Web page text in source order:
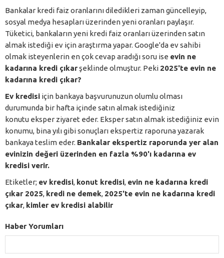
Bankalar kredi faiz oranlarını diledikleri zaman güncelleyip,
sosyal medya hesapları üzerinden yeni oranları paylaşır.
Tüketici, bankaların yeni kredi faiz oranları üzerinden satın
almak istediği ev için araştırma yapar. Google'da ev sahibi
olmak isteyenlerin en çok cevap aradığı soru ise evin ne
kadarına kredi çıkarşeklinde olmuştur. Peki 2025'te evin ne
kadarına kredi çıkar?
Ev kredisi için bankaya başvurunuzun olumlu olması
durumunda bir hafta içinde satın almak istediğiniz
konutu eksper ziyaret eder. Eksper satın almak istediğiniz evin
konumu, bina yılı gibi sonuçları ekspertiz raporuna yazarak
bankaya teslim eder. Bankalar ekspertiz raporunda yer alan
evinizin değeri üzerinden en fazla %90'ı kadarına ev
kredisi verir.
Etiketler; ev kredisi, konut kredisi, evin ne kadarına kredi
çıkar 2025, kredi ne demek, 2025'te evin ne kadarına kredi
çıkar, kimler ev kredisi alabilir
Haber Yorumları